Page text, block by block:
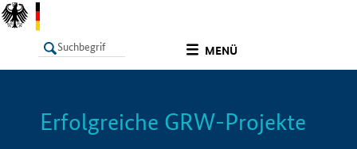
MENÜ
LISTE Info
Erfolgreiche GRW-Projekte